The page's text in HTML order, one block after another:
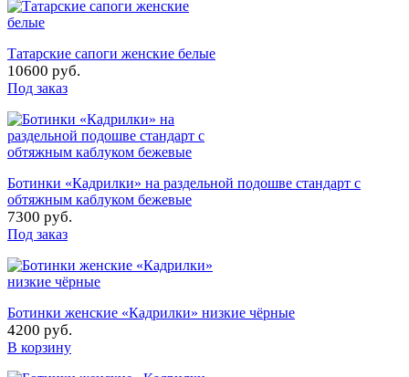
Татарские сапоги женские белые
10600 руб.
Под заказ
Ботинки «Кадрилки» на раздельной подошве стандарт с
обтяжным каблуком бежевые
7300 руб.
Под заказ
Ботинки женские «Кадрилки» низкие чёрные
4200 руб.
В корзину